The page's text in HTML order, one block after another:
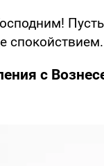
спокойствием.
с